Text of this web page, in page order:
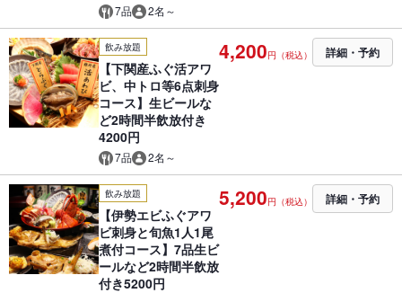
7品 2名～
飲み放題
【下関産ふぐ活アワ
ビ、中トロ等6点刺身
コース】生ビールな
ど2時間半飲放付き
4200円
7品 2名～
4,200円（税込） 詳細・予約
飲み放題
【伊勢エビふぐアワ
ビ刺身と旬魚1人1尾
煮付コース】7品生ビ
ールなど2時間半飲放
付き5200円
5,200円（税込） 詳細・予約